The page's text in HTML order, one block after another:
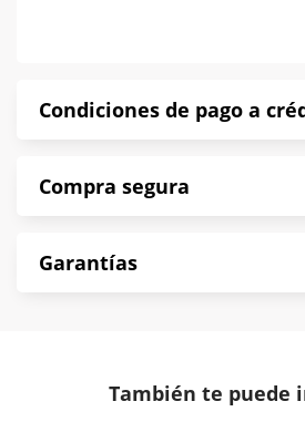
Condiciones de pago a
puntualmente. Al finalizar tu
*Sujeto a aprobación de
norma de Muebles América.
Compra segura
compra es segura de principio a
- Certificados de seguridad SSL
Garantías
También te puede